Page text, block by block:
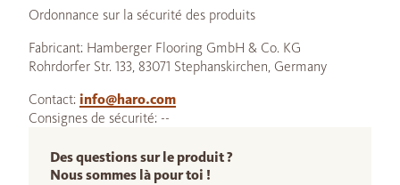
Ordonnance sur la sécurité des produits
Fabricant: Hamberger Flooring GmbH & Co. KG
Rohrdorfer Str. 133, 83071 Stephanskirchen, Germany
Contact: info@haro.com
Consignes de sécurité: --
Des questions sur le produit ?
Nous sommes là pour toi !